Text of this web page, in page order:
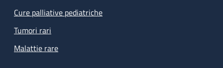
Cure palliative pediatriche
Tumori rari
Malattie rare